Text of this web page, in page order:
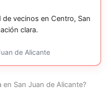
de vecinos en Centro, San
clara.
de Alicante
San Juan de Alicante?